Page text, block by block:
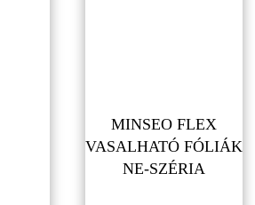
MINSEO FLEX
VASALHATÓ FÓLIÁK
NE-SZÉRIA